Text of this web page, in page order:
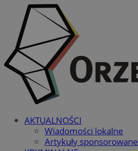
AKTUALNOŚCI
Wiadomości lokalne
Artykuły sponsorowane